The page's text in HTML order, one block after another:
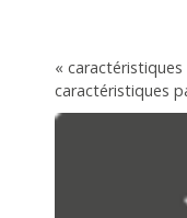
«
caractéristiques